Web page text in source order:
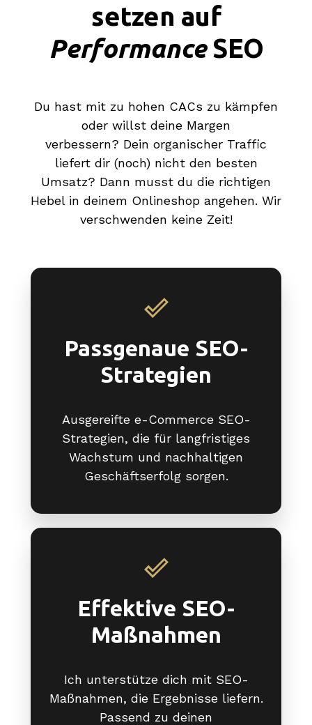
setzen auf
PerformanceSEO
Du hast mit zu hohen CACs zu kämpfen
oder willst deine Margen
verbessern? Dein organischer Traffic
liefert dir (noch) nicht den besten
Umsatz? Dann musst du die richtigen
Hebel in deinem Onlineshop angehen. Wir
verschwenden keine Zeit!
Passgenaue SEO-
Strategien
Ausgereifte e-Commerce SEO-
Strategien, die für langfristiges
Wachstum und nachhaltigen
Geschäftserfolg sorgen.
Effektive SEO-
Maßnahmen
Ich unterstütze dich mit SEO-
Maßnahmen, die Ergebnisse liefern.
Passend zu deinen